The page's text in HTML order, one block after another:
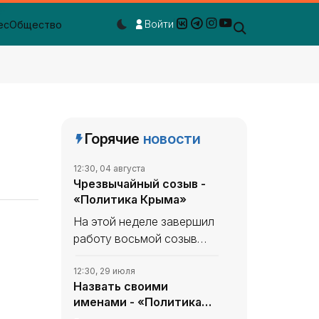
Общество
Dark mode toggle
Войти
Горячие новости
12:30, 04 августа
Чрезвычайный созыв -
«Политика Крыма»
На этой неделе завершил
работу восьмой созыв
июля состоялось
заключительное
пленарное заседание,
12:30, 29 июля
Назвать своими
именами - «Политика